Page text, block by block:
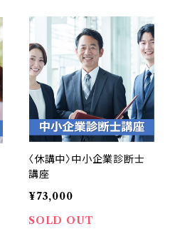
〈休講中〉中小企業診断士
講座
¥73,000
SOLD OUT